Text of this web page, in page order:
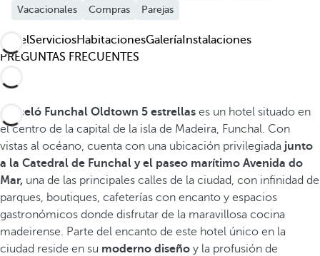
Vacacionales
Compras Parejas
HotelServiciosHabitacionesGalería Instalaciones
PREGUNTAS FRECUENTES
Barceló Funchal Oldtown 5 estrellas es un hotel situado en
el centro de la capital de la isla de Madeira, Funchal. Con
vistas al océano, cuenta con una ubicación privilegiada junto
a la Catedral de Funchal y el paseo marítimo Avenida do
Mar, una de las principales calles de la ciudad, con infinidad de
parques, boutiques, cafeterías con encanto y espacios
gastronómicos donde disfrutar de la maravillosa cocina
madeirense. Parte del encanto de este hotel único en la
ciudad reside en su moderno diseño y la profusión de